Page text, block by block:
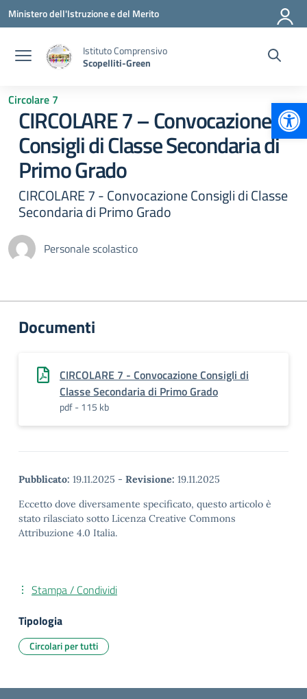
Vai ai contenuti
Vai al menu di navigazione
Vai al footer
Ministero dell'Istruzione e del Merito
Istituto Comprensivo
Scopelliti-Green
Circolare 7
CIRCOLARE 7 – Convocazione
Consigli di Classe Secondaria di
Primo Grado
CIRCOLARE 7 - Convocazione Consigli di Classe
Secondaria di Primo Grado
Personale scolastico
Documenti
CIRCOLARE 7 - Convocazione Consigli di
Classe Secondaria di Primo Grado
pdf - 115 kb
Pubblicato: 19.11.2025 - Revisione: 19.11.2025
Eccetto dove diversamente specificato, questo articolo è
stato rilasciato sotto Licenza Creative Commons
Attribuzione 4.0 Italia.
Stampa / Condividi
Tipologia
Circolari per tutti